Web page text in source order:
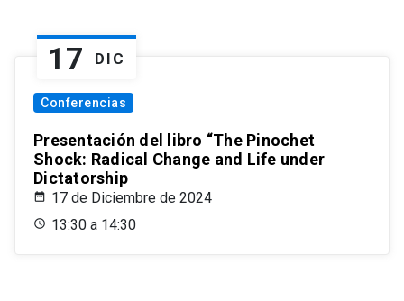
17 DIC
Conferencias
Presentación del libro “The Pinochet
Shock: Radical Change and Life under
Dictatorship
17 de Diciembre de 2024
13:30 a 14:30